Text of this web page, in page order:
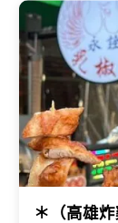
＊（高雄